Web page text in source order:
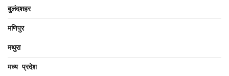
बुलंदशहर
मणिपुर
मथुरा
मध्य प्रदेश